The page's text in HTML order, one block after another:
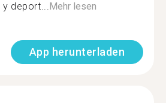
y deport...Mehr lesen
App herunterladen